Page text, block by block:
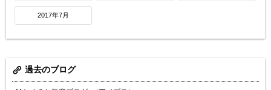
2017年7月
過去のブログ